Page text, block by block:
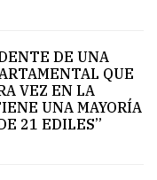
DE UNA
QUE
VEZ EN LA
UNA MAYORÍA
21 EDILES”